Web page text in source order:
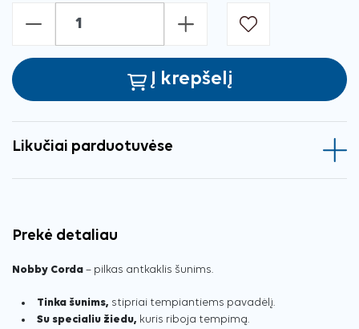
- +
Į krepšelį
Likučiai parduotuvėse
Prekė detaliau
Nobby Corda – pilkas antkaklis šunims.
Tinka šunims, stipriai tempiantiems pavadėlį.
Su specialiu žiedu, kuris riboja tempimą.